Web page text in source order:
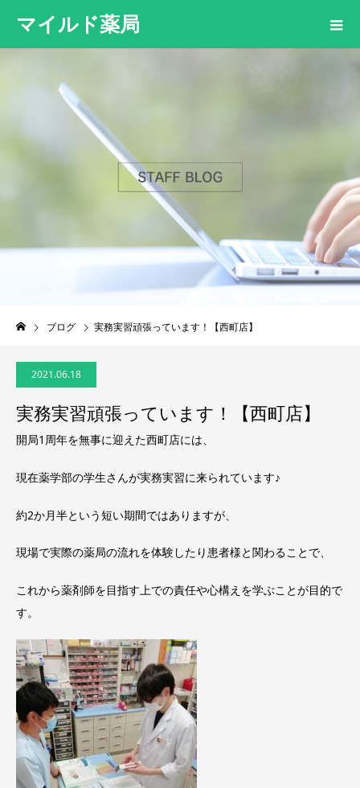
マイルド薬局
ブログ 実務実習頑張っています！【西町店】
2021.06.18
実務実習頑張っています！【西町店】
開局1周年を無事に迎えた西町店には、
現在薬学部の学生さんが実務実習に来られています♪
約2か月半という短い期間ではありますが、
現場で実際の薬局の流れを体験したり患者様と関わることで、
これから薬剤師を目指す上での責任や心構えを学ぶことが目的で
す。